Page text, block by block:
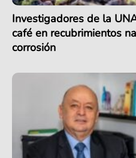
Investigadores de la
café en recubrimientos
corrosión